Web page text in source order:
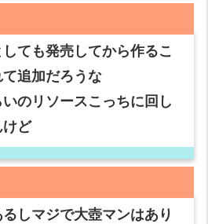
ても発売してから作るこ
追加だろうな
のリソースこっちに回し
けど
しマジで大壺マンはあり